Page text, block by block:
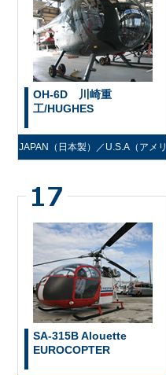
OH-6D 川崎重
工/HUGHES
JAPAN（日本製）／U.S.A（アメリ
SA-315B Alouette
EUROCOPTER